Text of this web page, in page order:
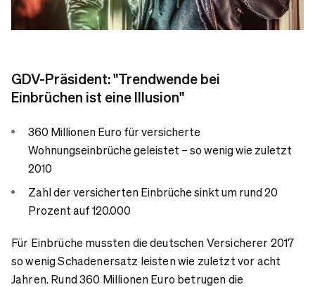
GDV-Präsident: "Trendwende bei
Einbrüchen ist eine Illusion"
360 Millionen Euro für versicherte
Wohnungseinbrüche geleistet – so wenig wie zuletzt
2010
Zahl der versicherten Einbrüche sinkt um rund 20
Prozent auf 120.000
Für Einbrüche mussten die deutschen Versicherer 2017
so wenig Schadenersatz leisten wie zuletzt vor acht
Jahren. Rund 360 Millionen Euro betrugen die